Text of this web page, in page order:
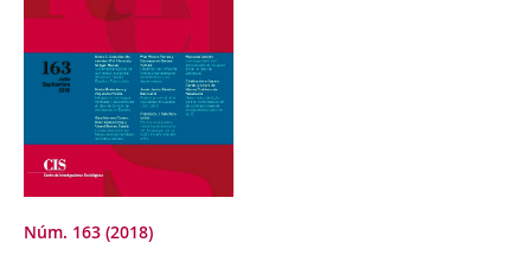
Núm. 163 (2018)